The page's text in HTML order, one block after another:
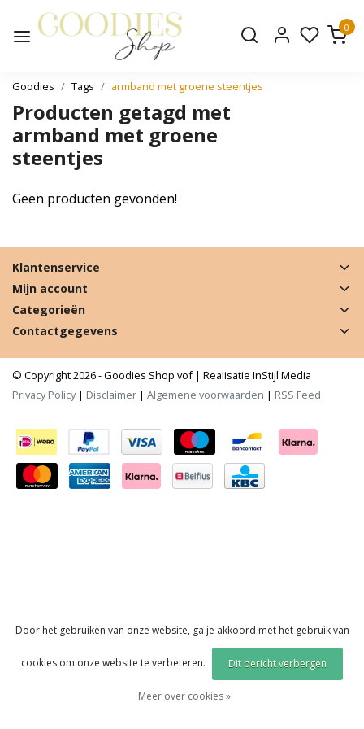
0
Goodies Tags armband met groene steentjes
Producten getagd met
armband met groene
steentjes
Geen producten gevonden!
Klantenservice
Mijn account
Categorieën
Contactgegevens
© Copyright 2026 - Goodies Shop vof | Realisatie InStijl Media
Privacy Policy| Disclaimer | Algemene voorwaarden | RSS Feed
Door het gebruiken van onze website, ga je akkoord met het gebruik van
cookies om onze website te verbeteren. Dit bericht verbergen
Meer over cookies »